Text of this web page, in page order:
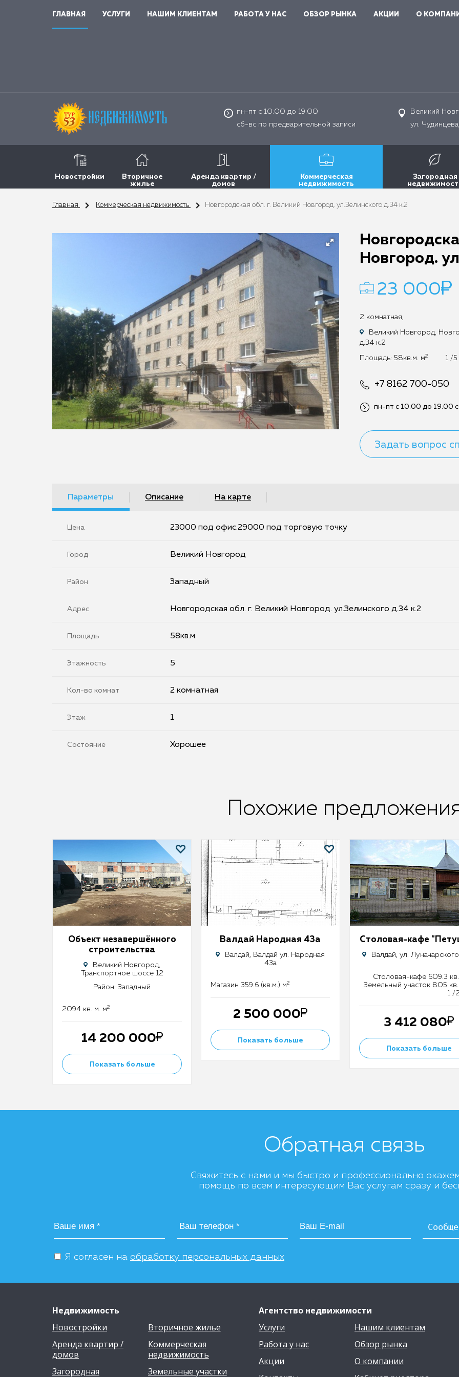
Новостройки
Вторичное
жилье
Аренда квартир /
домов
Коммерческая
недвижимость
Загородная
ГЛАВНАЯ УСЛУГИ НАШИМ КЛИЕНТАМ РАБОТА У НАС ОБЗОР РЫНКА АКЦИИ О
пн-пт с 10:00 до 19:00
сб-вс по предварительной записи
Великий
ул.
Главная Коммерческая недвижимость Новгородская обл. г. Великий Новгород. ул.Зелинского д.34 к.2
Новгород.
23 000
2 комнатная,
Великий Новгород,
д.34 к.2
Площадь: 58кв.м. м2 1 /5
+7 8162 700-050
пн-пт с 10:00 до 19:00
Задать вопрос
Параметры Описание На карте
Цена 23000 под офис.29000 под торговую точку
Город Великий Новгород
Район Западный
Адрес Новгородская обл. г. Великий Новгород. ул.Зелинского д.34 к.2
Площадь 58кв.м.
Этажность 5
Кол-во комнат 2 комнатная
Этаж 1
Состояние Хорошее
Похожие
Объект незавершённого
строительства
Великий Новгород,
Транспортное шоссе 12
Район: Западный
2094 кв. м. м2
14 200 000
Показать больше
Валдай Народная 43а
Валдай, Валдай ул. Народная
43а
Магазин 359.6 (кв.м.) м2
2 500 000
Показать больше
Столовая-кафе
Валдай, ул.
Столовая-кафе 609.3
Земельный участок 805
1 /
3 412 080
Показать больше
Обратная связь
Свяжитесь с нами и мы быстро и профессионально
помощь по всем интересующим Вас услугам сразу и
Я согласен на обработку персональных данных
Недвижимость
Новостройки
Вторичное жилье
Аренда квартир /
домов
Коммерческая
недвижимость
Загородная
Земельные участки
Агентство недвижимости
Услуги
Нашим клиентам
Работа у нас
Обзор рынка
Акции
О компании